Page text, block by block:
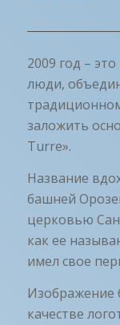
2009 год –
люди,
заложить
Turre».
Название
башней
церковью
как ее
имел свое
Изображение
качестве